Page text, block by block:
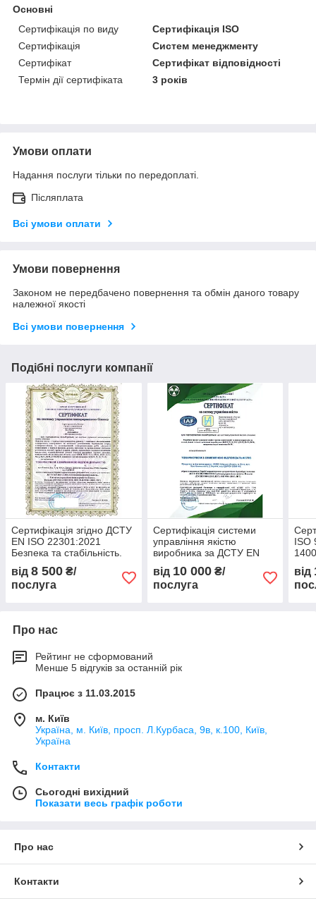
Основні
Сертифікація по виду
Сертифікація ISO
Сертифікація
Систем менеджменту
Сертифікат
Сертифікат відповідності
Термін дії сертифіката
3 років
Умови оплати
Надання послуги тільки по передоплаті.
Післяплата
Всі умови оплати
Умови повернення
Законом не передбачено повернення та обмін даного товару
належної якості
Всі умови повернення
Подібні послуги компанії
Сертифікація згідно ДСТУ
EN ISO 22301:2021
Безпека та стабільність.
Системи управління
неперервністю бізнесу.
Вимоги
від 8 500 ₴/
послуга
Сертифікація системи
управління якістю
виробника за ДСТУ EN
ISO 9001:2018
від 10 000₴/
послуга
ISO
від
Про нас
Рейтинг не сформований
Менше 5 відгуків за останній рік
Працює з 11.03.2015
м. Київ
Україна, м. Київ, просп. Л.Курбаса, 9в, к.100, Київ,
Україна
Контакти
Сьогодні вихідний
Показати весь графік роботи
Про нас
Контакти